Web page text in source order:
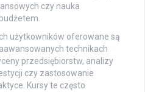
czy nauka
użytkowników oferowane są
technikach
przedsiębiorstw, analizy
czy zastosowanie
Kursy te często